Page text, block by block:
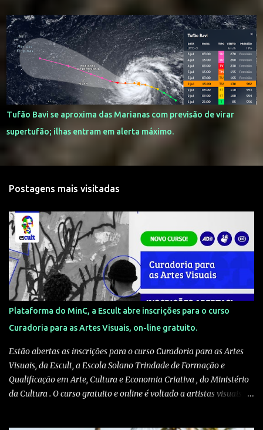
Tufão Bavi se aproxima das Marianas com previsão de virar
supertufão; ilhas entram em alerta máximo.
Postagens mais visitadas
Plataforma do MinC, a Escult abre inscrições para o curso
Curadoria para as Artes Visuais, on-line gratuito.
Estão abertas as inscrições para o curso Curadoria para as Artes
Visuais, da Escult, a Escola Solano Trindade de Formação e
Qualificação em Arte, Cultura e Economia Criativa , do Ministério
da Cultura . O curso gratuito e online é voltado a artistas visuais,